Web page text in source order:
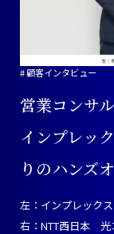
お知らせ
採用情報
資料ダウン
# 顧客インタビュー
営業コンサ
インプレッ
りのハンズ
左：インプレック
右：NTT西日本 光